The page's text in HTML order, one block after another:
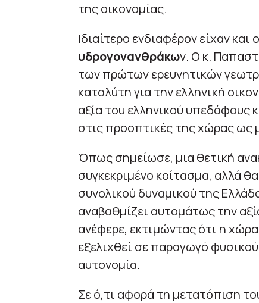
της οικονομίας.
Ιδιαίτερο ενδιαφέρον είχαν
υδρογονανθράκων. Ο κ.
των πρώτων ερευνητικών
καταλύτη για την ελληνική
αξία του ελληνικού υπεδάφους
στις προοπτικές της χώρας ως
Όπως σημείωσε, μια θετική
συγκεκριμένο κοίτασμα, αλλά
συνολικού δυναμικού της
αναβαθμίζει αυτομάτως την
ανέφερε, εκτιμώντας ότι η
εξελιχθεί σε παραγωγό
αυτονομία.
Σε ό,τι αφορά τη μετατόπιση